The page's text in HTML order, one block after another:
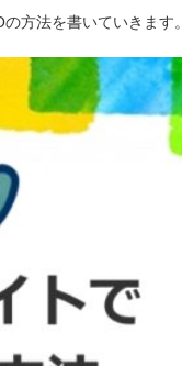
方法を書いていきます。